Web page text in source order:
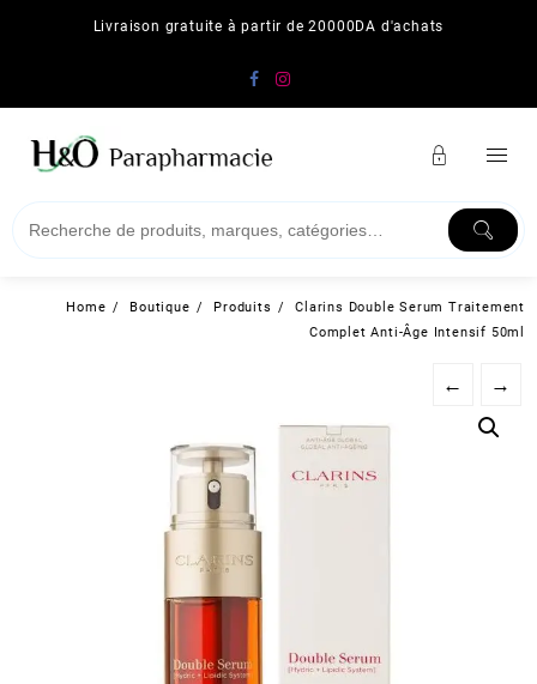
Livraison gratuite à partir de 20000DA d'achats
Home Boutique Produits
Clarins Double Serum Traitement
Complet Anti-Âge Intensif 50ml
← →